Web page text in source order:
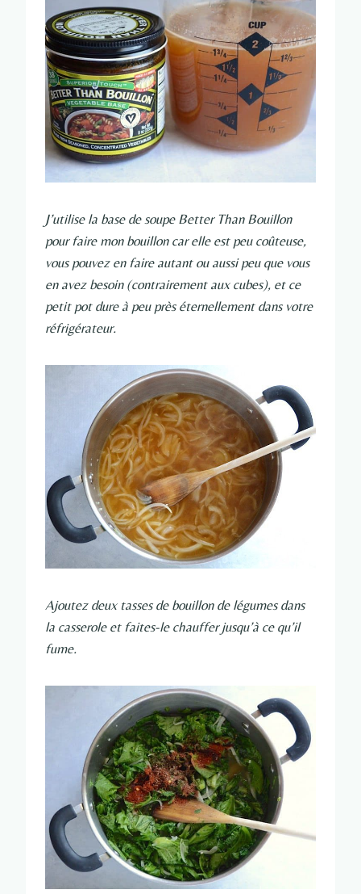
J’utilise la base de soupe Better Than Bouillon
pour faire mon bouillon car elle est peu coûteuse,
vous pouvez en faire autant ou aussi peu que vous
en avez besoin (contrairement aux cubes), et ce
petit pot dure à peu près éternellement dans votre
réfrigérateur.
Ajoutez deux tasses de bouillon de légumes dans
la casserole et faites-le chauffer jusqu’à ce qu’il
fume.